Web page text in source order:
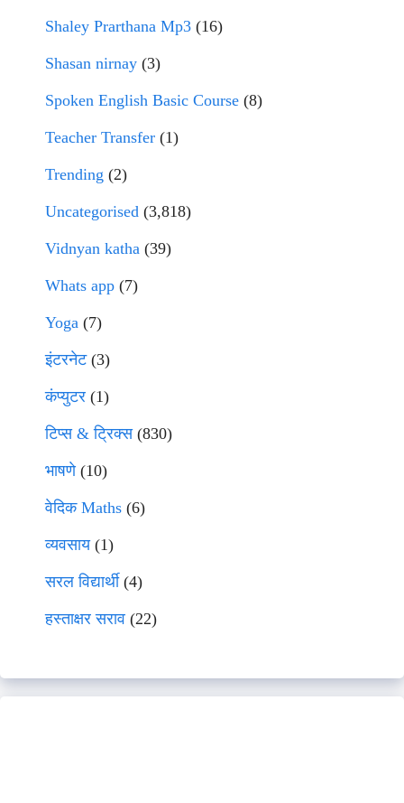
Shaley Prarthana Mp3 (16)
Shasan nirnay (3)
Spoken English Basic Course (8)
Teacher Transfer (1)
Trending (2)
Uncategorised (3,818)
Vidnyan katha (39)
Whats app (7)
Yoga (7)
इंटरनेट(3)
कंप्युटर (1)
टिप्स & ट्रिक्स(830)
भाषणे(10)
वेदिक Maths (6)
व्यवसाय(1)
सरल विद्यार्थी(4)
हस्ताक्षर सराव (22)